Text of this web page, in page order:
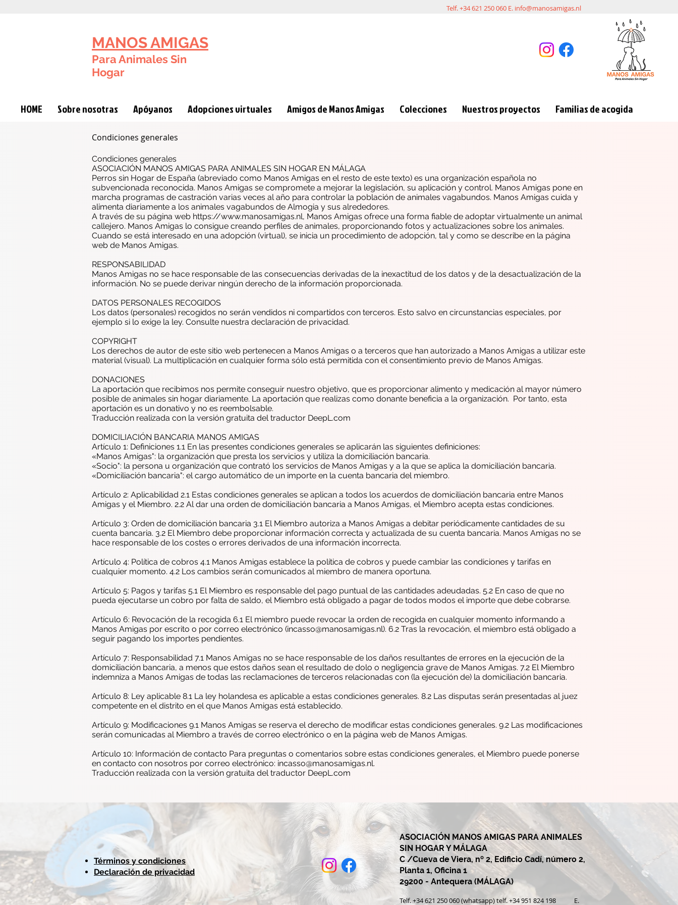
Telf. +34 621 250 060 E. info@manosamigas.nl
MANOS AMIGAS
Para Animales Sin
Hogar
HOME Sobre nosotras Apóyanos Adopciones virtuales Amigos de Manos Amigas Colecciones Nuestros proyectos Familias de acogida
Condiciones generales
Condiciones generales
ASOCIACIÓN MANOS AMIGAS PARA ANIMALES SIN HOGAR EN MÁLAGA
Perros sin Hogar de España (abreviado como Manos Amigas en el resto de este texto) es una organización española no
subvencionada reconocida. Manos Amigas se compromete a mejorar la legislación, su aplicación y control. Manos Amigas pone en
marcha programas de castración varias veces al año para controlar la población de animales vagabundos. Manos Amigas cuida y
alimenta diariamente a los animales vagabundos de Almogia y sus alrededores.
A través de su página web https://www.manosamigas.nl, Manos Amigas ofrece una forma fiable de adoptar virtualmente un animal
callejero. Manos Amigas lo consigue creando perfiles de animales, proporcionando fotos y actualizaciones sobre los animales.
Cuando se está interesado en una adopción (virtual), se inicia un procedimiento de adopción, tal y como se describe en la página
web de Manos Amigas.
RESPONSABILIDAD
Manos Amigas no se hace responsable de las consecuencias derivadas de la inexactitud de los datos y de la desactualización de la
información. No se puede derivar ningún derecho de la información proporcionada.
DATOS PERSONALES RECOGIDOS
Los datos (personales) recogidos no serán vendidos ni compartidos con terceros. Esto salvo en circunstancias especiales, por
ejemplo si lo exige la ley. Consulte nuestra declaración de privacidad.
COPYRIGHT
Los derechos de autor de este sitio web pertenecen a Manos Amigas o a terceros que han autorizado a Manos Amigas a utilizar este
material (visual). La multiplicación en cualquier forma sólo está permitida con el consentimiento previo de Manos Amigas.
DONACIONES
La aportación que recibimos nos permite conseguir nuestro objetivo, que es proporcionar alimento y medicación al mayor número
posible de animales sin hogar diariamente. La aportación que realizas como donante beneficia a la organización. Por tanto, esta
aportación es un donativo y no es reembolsable.
Traducción realizada con la versión gratuita del traductor DeepL.com
DOMICILIACIÓN BANCARIA MANOS AMIGAS
Artículo 1: Definiciones 1.1 En las presentes condiciones generales se aplicarán las siguientes definiciones:
«Manos Amigas": la organización que presta los servicios y utiliza la domiciliación bancaria.
«Socio": la persona u organización que contrató los servicios de Manos Amigas y a la que se aplica la domiciliación bancaria.
«Domiciliación bancaria": el cargo automático de un importe en la cuenta bancaria del miembro.
Artículo 2: Aplicabilidad 2.1 Estas condiciones generales se aplican a todos los acuerdos de domiciliación bancaria entre Manos
Amigas y el Miembro. 2.2 Al dar una orden de domiciliación bancaria a Manos Amigas, el Miembro acepta estas condiciones.
Artículo 3: Orden de domiciliación bancaria 3.1 El Miembro autoriza a Manos Amigas a debitar periódicamente cantidades de su
cuenta bancaria. 3.2 El Miembro debe proporcionar información correcta y actualizada de su cuenta bancaria. Manos Amigas no se
hace responsable de los costes o errores derivados de una información incorrecta.
Artículo 4: Política de cobros 4.1 Manos Amigas establece la política de cobros y puede cambiar las condiciones y tarifas en
cualquier momento. 4.2 Los cambios serán comunicados al miembro de manera oportuna.
Artículo 5: Pagos y tarifas 5.1 El Miembro es responsable del pago puntual de las cantidades adeudadas. 5.2 En caso de que no
pueda ejecutarse un cobro por falta de saldo, el Miembro está obligado a pagar de todos modos el importe que debe cobrarse.
Artículo 6: Revocación de la recogida 6.1 El miembro puede revocar la orden de recogida en cualquier momento informando a
Manos Amigas por escrito o por correo electrónico (incasso@manosamigas.nl). 6.2 Tras la revocación, el miembro está obligado a
seguir pagando los importes pendientes.
Artículo 7: Responsabilidad 7.1 Manos Amigas no se hace responsable de los daños resultantes de errores en la ejecución de la
domiciliación bancaria, a menos que estos daños sean el resultado de dolo o negligencia grave de Manos Amigas. 7.2 El Miembro
indemniza a Manos Amigas de todas las reclamaciones de terceros relacionadas con (la ejecución de) la domiciliación bancaria.
Artículo 8: Ley aplicable 8.1 La ley holandesa es aplicable a estas condiciones generales. 8.2 Las disputas serán presentadas al juez
competente en el distrito en el que Manos Amigas está establecido.
Artículo 9: Modificaciones 9.1 Manos Amigas se reserva el derecho de modificar estas condiciones generales. 9.2 Las modificaciones
serán comunicadas al Miembro a través de correo electrónico o en la página web de Manos Amigas.
Artículo 10: Información de contacto Para preguntas o comentarios sobre estas condiciones generales, el Miembro puede ponerse
en contacto con nosotros por correo electrónico: incasso@manosamigas.nl.
Traducción realizada con la versión gratuita del traductor DeepL.com
Términos y condiciones
Declaración de privacidad
ASOCIACIÓN MANOS AMIGAS PARA ANIMALES
SIN HOGAR Y MÁLAGA
C /Cueva de Viera, nº 2, Edificio Cadí, número 2,
Planta 1, Oficina 1
29200 - Antequera (MÁLAGA)
Telf. +34 621 250 060 (whatsapp) telf. +34 951 824 198 E.